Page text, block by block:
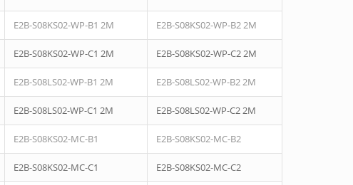
E2B-S08KS02-WP-B1 2M E2B-S08KS02-WP-B2 2M
E2B-S08KS02-WP-C1 2M E2B-S08KS02-WP-C2 2M
E2B-S08LS02-WP-B1 2M E2B-S08LS02-WP-B2 2M
E2B-S08LS02-WP-C1 2M E2B-S08LS02-WP-C2 2M
E2B-S08KS02-MC-B1 E2B-S08KS02-MC-B2
E2B-S08KS02-MC-C1 E2B-S08KS02-MC-C2